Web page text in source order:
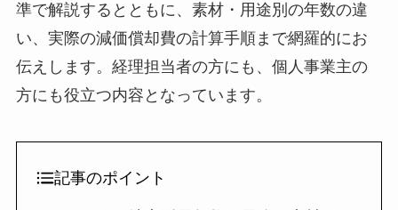
準で解説するとともに、素材・用途別の年数の違
い、実際の減価償却費の計算手順まで網羅的にお
伝えします。経理担当者の方にも、個人事業主の
方にも役立つ内容となっています。
記事のポイント